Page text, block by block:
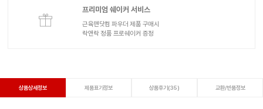
프리미엄 쉐이커 서비스
근육맨닷컴 파우더 제품 구매시
락앤락 정품 프로쉐이커 증정
상품상세정보 제품표기정보 상품후기(35) 교환/반품정보